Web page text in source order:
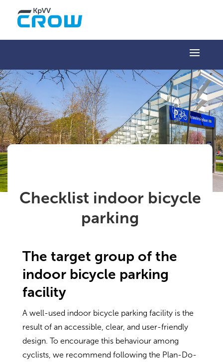
Checklist indoor bicycle
parking
The target group of the
indoor bicycle parking
facility
A well-used indoor bicycle parking facility is the
result of an accessible, clear, and user-friendly
design. To encourage this behaviour among
cyclists, we recommend following the Plan-Do-